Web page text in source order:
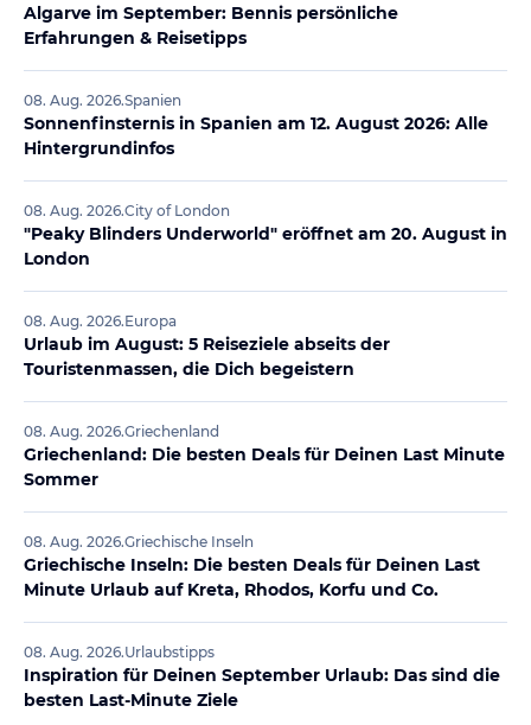
Algarve im September: Bennis persönliche
Erfahrungen & Reisetipps
08. Aug. 2026.Spanien
Sonnenfinsternis in Spanien am 12. August 2026: Alle
Hintergrundinfos
08. Aug. 2026.City of London
"Peaky Blinders Underworld" eröffnet am 20. August in
London
08. Aug. 2026.Europa
Urlaub im August: 5 Reiseziele abseits der
Touristenmassen, die Dich begeistern
08. Aug. 2026.Griechenland
Griechenland: Die besten Deals für Deinen Last Minute
Sommer
08. Aug. 2026.Griechische Inseln
Griechische Inseln: Die besten Deals für Deinen Last
Minute Urlaub auf Kreta, Rhodos, Korfu und Co.
08. Aug. 2026.Urlaubstipps
Inspiration für Deinen September Urlaub: Das sind die
besten Last-Minute Ziele